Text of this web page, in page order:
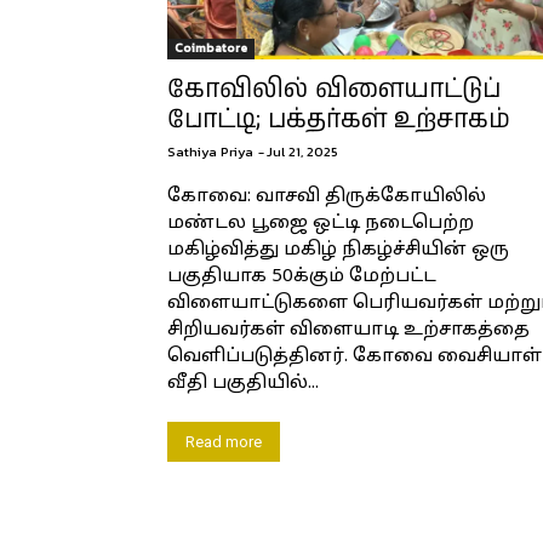
Coimbatore
கோவிலில் விளையாட்டுப்
போட்டி; பக்தர்கள் உற்சாகம்
Sathiya Priya -Jul 21, 2025
கோவை: வாசவி திருக்கோயிலில்
மண்டல பூஜை ஒட்டி நடைபெற்ற
மகிழ்வித்து மகிழ் நிகழ்ச்சியின் ஒரு
பகுதியாக 50க்கும் மேற்பட்ட
விளையாட்டுகளை பெரியவர்கள்
சிறியவர்கள் விளையாடி உற்சாகத்தை
வெளிப்படுத்தினர். கோவை வைசியாள்
வீதி பகுதியில்...
Read more